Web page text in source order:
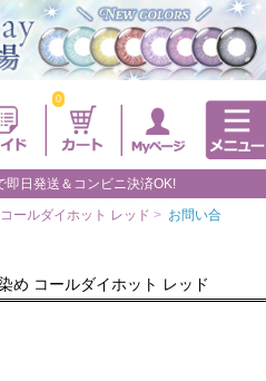
0
即日発送＆コンビニ決済OK!
ールダイホット レッド > お問い合
め コールダイホット レッド